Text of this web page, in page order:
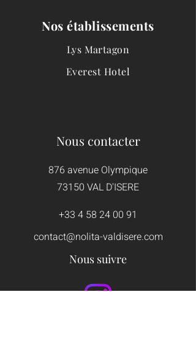
Nos établissements
Lys Martagon
Everest Hotel
Nous contacter
876 avenue Olympique
73150 VAL D'ISERE​
+33 4 58 24 00 91
contact@nolita-valdisere.com
Nous suivre